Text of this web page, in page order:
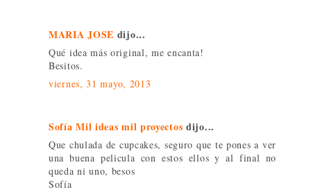
MARIA JOSE dijo...
Qué idea más original, me encanta!
Besitos.
viernes, 31 mayo, 2013
Sofía Mil ideas mil proyectos dijo...
Que chulada de cupcakes, seguro que te pones a ver
una buena pelicula con estos ellos y al final no
queda ni uno, besos
Sofía